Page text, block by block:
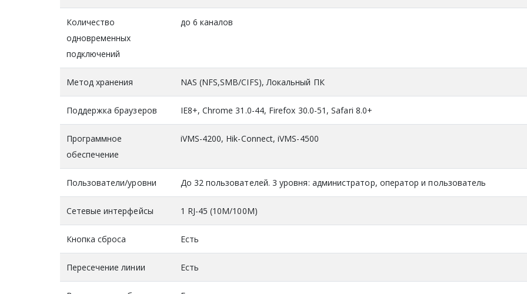
Количество
одновременных
подключений
до 6 каналов
Метод хранения NAS (NFS,SMB/CIFS), Локальный ПК
Поддержка браузеров IE8+, Chrome 31.0-44, Firefox 30.0-51, Safari 8.0+
Программное
обеспечение
iVMS-4200, Hik-Connect, iVMS-4500
Пользователи/уровни До 32 пользователей. 3 уровня: администратор, оператор и пользователь
Сетевые интерфейсы 1 RJ-45 (10М/100М)
Кнопка сброса Есть
Пересечение линии Есть